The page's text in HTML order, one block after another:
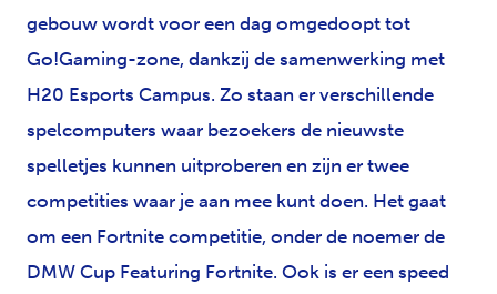
gebouw wordt voor een dag omgedoopt tot
Go!Gaming-zone, dankzij de samenwerking met
H20 Esports Campus. Zo staan er verschillende
spelcomputers waar bezoekers de nieuwste
spelletjes kunnen uitproberen en zijn er twee
competities waar je aan mee kunt doen. Het gaat
om een Fortnite competitie, onder de noemer de
DMW Cup Featuring Fortnite. Ook is er een speed